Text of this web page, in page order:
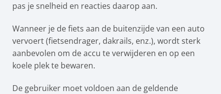
pas je snelheid en reacties daarop aan.
Wanneer je de fiets aan de buitenzijde van een auto
vervoert (fietsendrager, dakrails, enz.), wordt sterk
aanbevolen om de accu te verwijderen en op een
koele plek te bewaren.
De gebruiker moet voldoen aan de geldende